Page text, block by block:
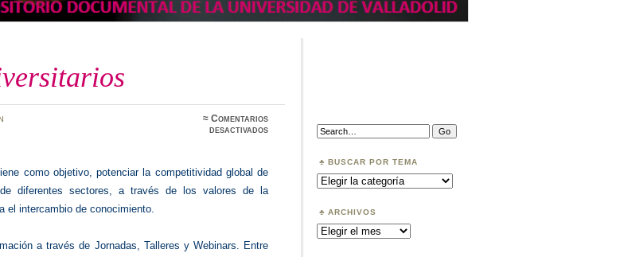
≈Comentarios
desactivadosen
como objetivo, potenciar la competitividad global de
de diferentes sectores, a través de los valores de la
el intercambio de conocimiento.
a través de Jornadas, Talleres y Webinars. Entre
Search:
BUSCAR POR TEMA
Buscar
por
ARCHIVOS
Archivos